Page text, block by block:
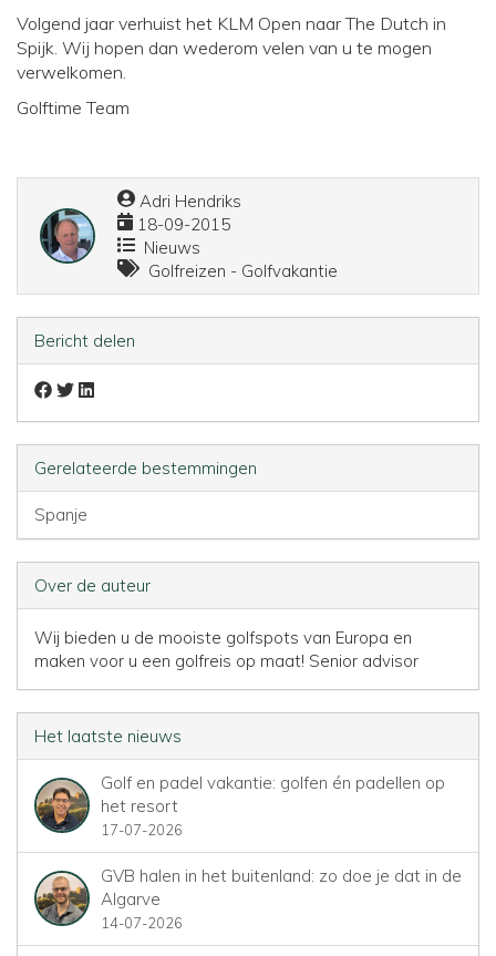
Volgend jaar verhuist het KLM Open naar The Dutch in
Spijk. Wij hopen dan wederom velen van u te mogen
verwelkomen.
Golftime Team
Adri Hendriks
18-09-2015
Nieuws
Golfreizen - Golfvakantie
Bericht delen
Gerelateerde bestemmingen
Spanje
Over de auteur
Wij bieden u de mooiste golfspots van Europa en
maken voor u een golfreis op maat! Senior advisor
Het laatste nieuws
Golf en padel vakantie: golfen én padellen op
het resort
17-07-2026
GVB halen in het buitenland: zo doe je dat in de
Algarve
14-07-2026